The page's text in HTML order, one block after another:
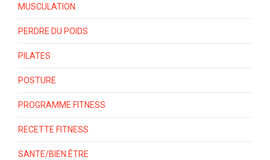
MUSCULATION
PERDRE DU POIDS
PILATES
POSTURE
PROGRAMME FITNESS
RECETTE FITNESS
SANTE/BIEN ÊTRE